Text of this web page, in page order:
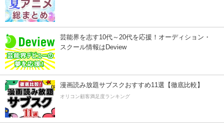
芸能界を志す10代～20代を応援！オーディション・
スクール情報はDeview
漫画読み放題サブスクおすすめ11選【徹底比較】
オリコン顧客満足度ランキング